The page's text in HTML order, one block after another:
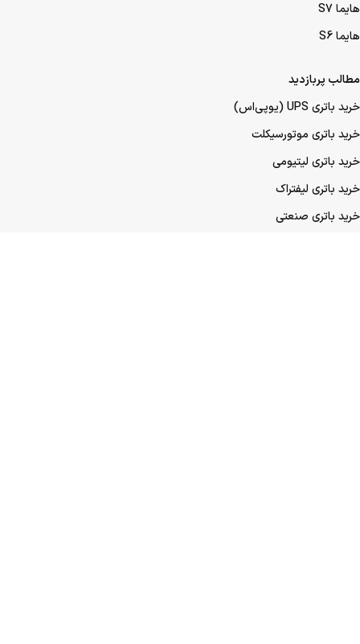
هایما S7
هایما S6
مطالب پربازدید
خرید باتری UPS (یو‌پی‌اس)
خرید باتری موتورسیکلت
خرید باتری لیتیومی
خرید باتری لیفتراک
خرید باتری صنعتی